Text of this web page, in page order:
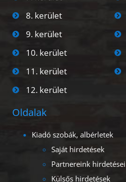
8. kerület
9. kerület
10. kerület
11. kerület
12. kerület
Oldalak
Kiadó szobák, albérletek
Saját hirdetések
Partnereink hirdetései
Külsős hirdetések